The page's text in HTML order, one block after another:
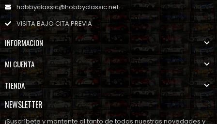
hobbyclassic@hobbyclassic.net
VISITA BAJO CITA PREVIA
INFORMACION
MI CUENTA
TIENDA
NEWSLETTER
¡Suscríbete y mantente al tanto de todas nuestras novedades y